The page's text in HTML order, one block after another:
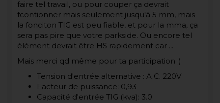
faire tel travail, ou pour couper ça devrait
fcontionner mais seulement jusqu'à 5 mm, mais
la fonciton TIG est peu fiable, et pour la mma, ça
sera pas pire que votre parkside. Ou encore tel
élément devrait être HS rapidement car ...
Mais merci qd même pour ta participation ;)
Tension d'entrée alternative : A.C. 220V
Facteur de puissance: 0,93
Capacité d'entrée TIG (kva): 3.0